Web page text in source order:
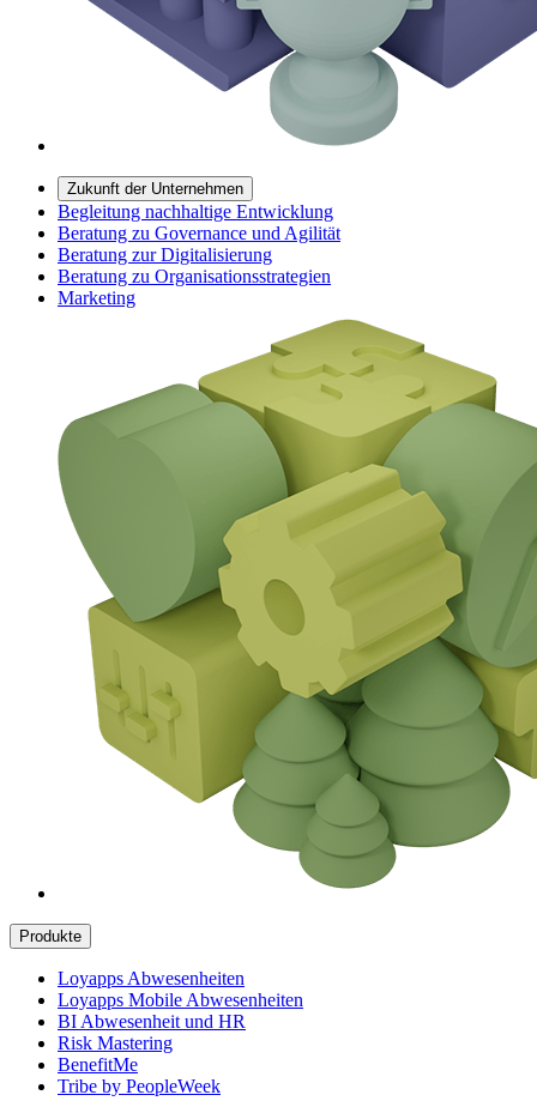
Zukunft der Unternehmen
Begleitung nachhaltige Entwicklung
Beratung zu Governance und Agilität
Beratung zur Digitalisierung
Beratung zu Organisationsstrategien
Marketing
Produkte
Loyapps Abwesenheiten
Loyapps Mobile Abwesenheiten
BI Abwesenheit und HR
Risk Mastering
BenefitMe
Tribe by PeopleWeek